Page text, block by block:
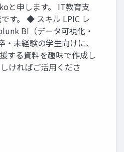
と申します。 IT教育支
す。 ◆ スキル LPIC レ
BI（データ可視化・
未経験の学生向けに、
する資料を趣味で作成し
ければご活用くださ